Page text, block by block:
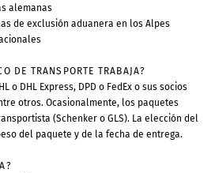
alemanas
de exclusión aduanera en los Alpes
DE TRANSPORTE TRABAJA?
o DHL Express, DPD o FedEx o sus socios
otros. Ocasionalmente, los paquetes
(Schenker o GLS). La elección del
del paquete y de la fecha de entrega.